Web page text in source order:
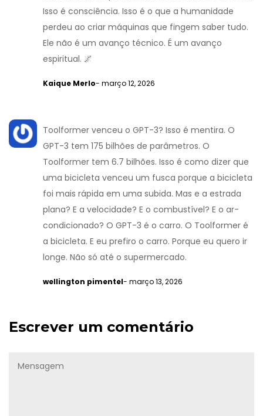
Isso é consciência. Isso é o que a humanidade
perdeu ao criar máquinas que fingem saber tudo.
Ele não é um avanço técnico. É um avanço
espiritual. 🌌
Kaique Merlo- março 12, 2026
Toolformer venceu o GPT-3? Isso é mentira. O
GPT-3 tem 175 bilhões de parâmetros. O
Toolformer tem 6.7 bilhões. Isso é como dizer que
uma bicicleta venceu um fusca porque a bicicleta
foi mais rápida em uma subida. Mas e a estrada
plana? E a velocidade? E o combustível? E o ar-
condicionado? O GPT-3 é o carro. O Toolformer é
a bicicleta. E eu prefiro o carro. Porque eu quero ir
longe. Não só até o supermercado.
wellington pimentel- março 13, 2026
Escrever um comentário